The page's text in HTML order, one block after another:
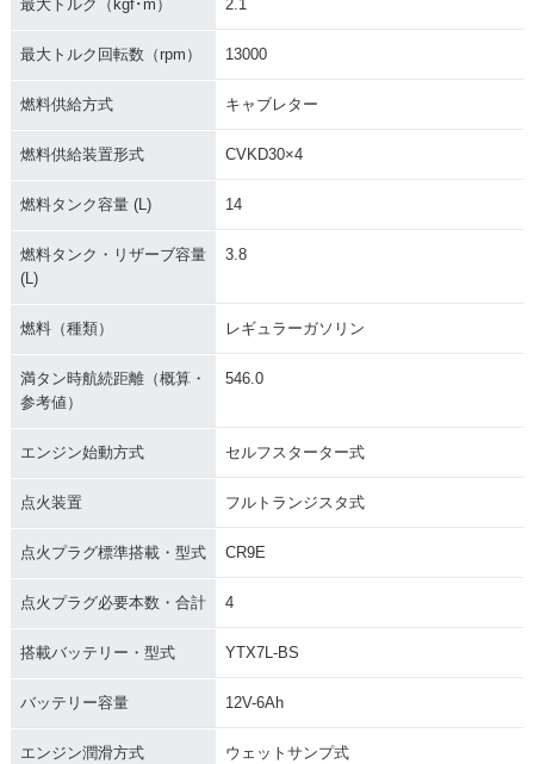
最大トルク（kgf･m） 2.1
最大トルク回転数（rpm） 13000
燃料供給方式 キャブレター
燃料供給装置形式 CVKD30×4
燃料タンク容量 (L) 14
燃料タンク・リザーブ容量
(L)
3.8
燃料（種類） レギュラーガソリン
満タン時航続距離（概算・
参考値）
546.0
エンジン始動方式 セルフスターター式
点火装置 フルトランジスタ式
点火プラグ標準搭載・型式 CR9E
点火プラグ必要本数・合計 4
搭載バッテリー・型式 YTX7L-BS
バッテリー容量 12V-6Ah
エンジン潤滑方式 ウェットサンプ式